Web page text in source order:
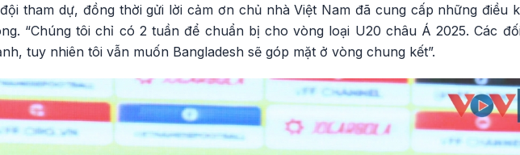
tham dự, đồng thời gửi lời cảm ơn chủ nhà Việt Nam đã cung cấp những điều
“Chúng tôi chỉ có 2 tuần để chuẩn bị cho vòng loại U20 châu Á 2025. Các
tuy nhiên tôi vẫn muốn Bangladesh sẽ góp mặt ở vòng chung kết”.